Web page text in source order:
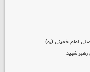
امام خمینی (ره)
شهید